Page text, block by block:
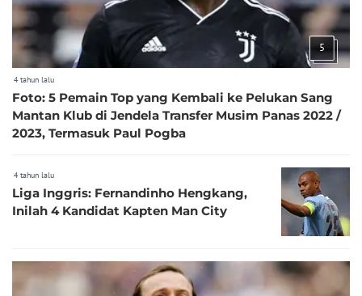
5
4 tahun lalu
Foto: 5 Pemain Top yang Kembali ke Pelukan Sang
Mantan Klub di Jendela Transfer Musim Panas 2022 /
2023, Termasuk Paul Pogba
4 tahun lalu
Liga Inggris: Fernandinho Hengkang,
Inilah 4 Kandidat Kapten Man City